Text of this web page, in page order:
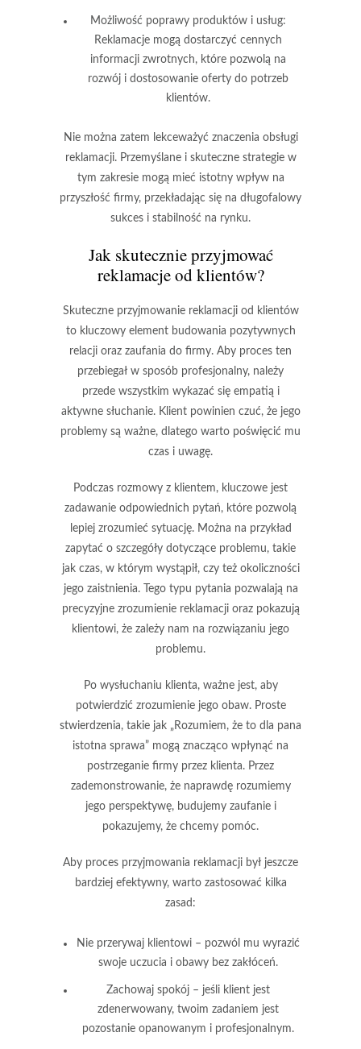
Możliwość poprawy produktów i usług:
Reklamacje mogą dostarczyć cennych
informacji zwrotnych, które pozwolą na
rozwój i dostosowanie oferty do potrzeb
klientów.
Nie można zatem lekceważyć znaczenia obsługi
reklamacji. Przemyślane i skuteczne strategie w
tym zakresie mogą mieć istotny wpływ na
przyszłość firmy, przekładając się na długofalowy
sukces i stabilność na rynku.
Jak skutecznie przyjmować
reklamacje od klientów?
Skuteczne przyjmowanie reklamacji od klientów
to kluczowy element budowania pozytywnych
relacji oraz zaufania do firmy. Aby proces ten
przebiegał w sposób profesjonalny, należy
przede wszystkim wykazać się empatią i
aktywne słuchanie. Klient powinien czuć, że jego
problemy są ważne, dlatego warto poświęcić mu
czas i uwagę.
Podczas rozmowy z klientem, kluczowe jest
zadawanie odpowiednich pytań, które pozwolą
lepiej zrozumieć sytuację. Można na przykład
zapytać o szczegóły dotyczące problemu, takie
jak czas, w którym wystąpił, czy też okoliczności
jego zaistnienia. Tego typu pytania pozwalają na
precyzyjne zrozumienie reklamacji oraz pokazują
klientowi, że zależy nam na rozwiązaniu jego
problemu.
Po wysłuchaniu klienta, ważne jest, aby
potwierdzić zrozumienie jego obaw. Proste
stwierdzenia, takie jak „Rozumiem, że to dla pana
istotna sprawa” mogą znacząco wpłynąć na
postrzeganie firmy przez klienta. Przez
zademonstrowanie, że naprawdę rozumiemy
jego perspektywę, budujemy zaufaniei
pokazujemy, że chcemy pomóc.
Aby proces przyjmowania reklamacji był jeszcze
bardziej efektywny, warto zastosować kilka
zasad:
Nie przerywaj klientowi – pozwól mu wyrazić
swoje uczucia i obawy bez zakłóceń.
Zachowaj spokój – jeśli klient jest
zdenerwowany, twoim zadaniem jest
pozostanie opanowanym i profesjonalnym.